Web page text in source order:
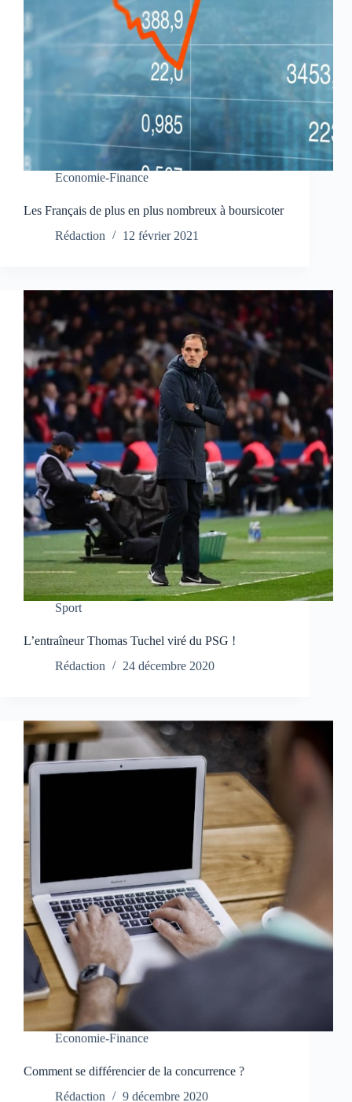
Economie-Finance
Les Français de plus en plus nombreux à boursicoter
Rédaction
12 février 2021
Sport
L’entraîneur Thomas Tuchel viré du PSG !
Rédaction
24 décembre 2020
Economie-Finance
Comment se différencier de la concurrence ?
Rédaction
9 décembre 2020